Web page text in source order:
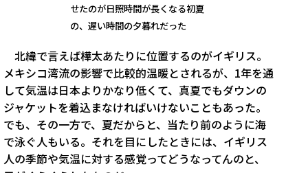
せたのが日照時間が長くなる初夏
の、遅い時間の夕暮れだった
北緯で言えば樺太あたりに位置するのがイギリス。
メキシコ湾流の影響で比較的温暖とされるが、1年を通
して気温は日本よりかなり低くて、真夏でもダウンの
ジャケットを着込まなければいけないこともあった。
でも、その一方で、夏だからと、当たり前のように海
で泳ぐ人もいる。それを目にしたときには、イギリス
人の季節や気温に対する感覚ってどうなってんのと、